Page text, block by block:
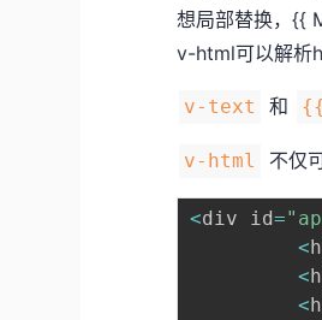
想局部替换，{{
v-html可以解析
v-text 和
v-html 不仅
<div id=
<
<
<